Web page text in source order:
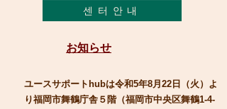
센 터 안 내
​お知らせ
ユースサポートhubは令和5年8月22日（火）よ
り福岡市舞鶴庁舎５階（福岡市中央区舞鶴1-4-